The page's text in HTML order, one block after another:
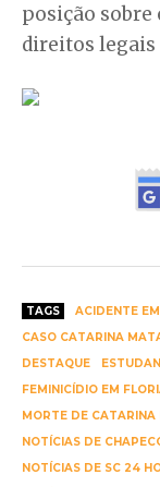
posição
direitos legais
TAGS ACIDENTE
CASO CATARINA
DESTAQUE
FEMINICÍDIO EM
MORTE DE CATARINA
NOTÍCIAS DE
NOTÍCIAS DE SC 24